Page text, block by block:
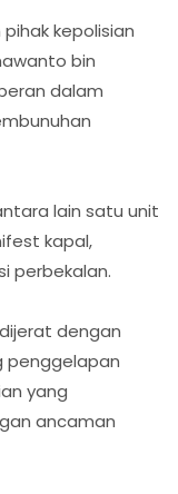
kepolisian
bin
dalam
lain satu unit
kapal,
perbekalan.
dengan
penggelapan
yang
ancaman